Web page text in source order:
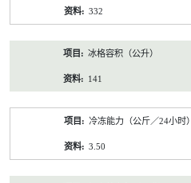
332
冰格容积（公升）
141
冷冻能力（公斤／24小时）
3.50